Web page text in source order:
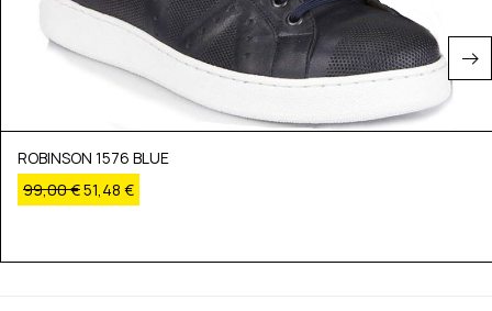
ROBINSON 1576 BLUE
99,00€51,48 €